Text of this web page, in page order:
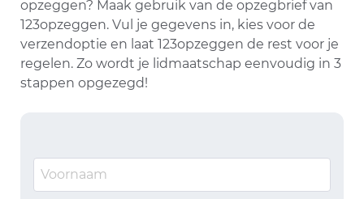
opzeggen? Maak gebruik van de opzegbrief van
123opzeggen. Vul je gegevens in, kies voor de
verzendoptie en laat 123opzeggen de rest voor je
regelen. Zo wordt je lidmaatschap eenvoudig in 3
stappen opgezegd!